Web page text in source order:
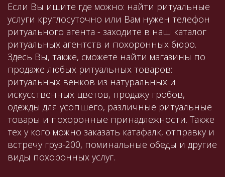
Если Вы ищите где можно: найти ритуальные
услуги круглосуточно или Вам нужен телефон
ритуального агента - заходите в наш каталог
ритуальных агентств и похоронных бюро.
Здесь Вы, также, сможете найти магазины по
продаже любых ритуальных товаров:
ритуальных венков из натуральных и
искусственных цветов, продажу гробов,
одежды для усопшего, различные ритуальные
товары и похоронные принадлежности. Также
тех у кого можно заказать катафалк, отправку и
встречу груз-200, поминальные обеды и другие
виды похоронных услуг.